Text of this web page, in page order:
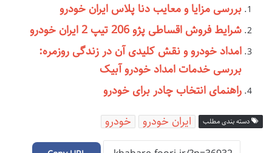
بررسی مزایا و معایب دنا پلاس ایران خودرو
شرایط فروش اقساطی پژو 206 تیپ 2 ایران خودرو
امداد خودرو و نقش کلیدی آن در زندگی روزمره:
بررسی خدمات امداد خودرو آبیک
راهنمای انتخاب چادر برای خودرو
دسته بندی مطلب ایران خودرو خودرو